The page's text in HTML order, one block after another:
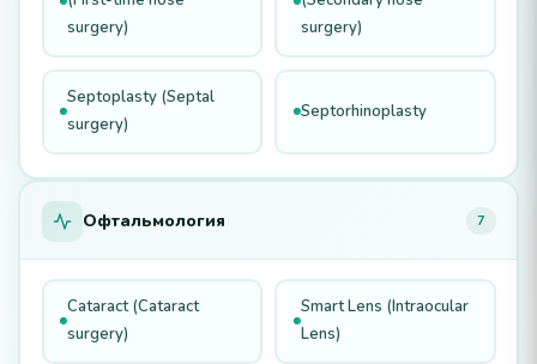
surgery)
surgery)
Septoplasty (Septal
surgery)
Septorhinoplasty
Офтальмология 7
Cataract (Cataract
surgery)
Smart Lens (Intraocular
Lens)